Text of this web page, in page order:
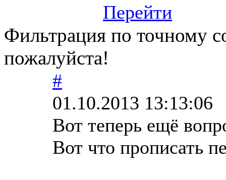
Перейти
Фильтрация по точному
пожалуйста!
#
01.10.2013 13:13:06
Вот теперь ещё
Вот что прописать